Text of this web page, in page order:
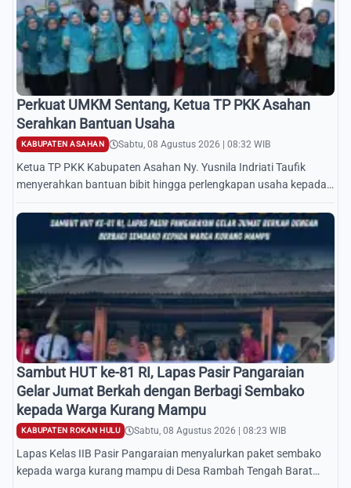
Perkuat UMKM Sentang, Ketua TP PKK Asahan
Serahkan Bantuan Usaha
KABUPATEN ASAHAN Sabtu, 08 Agustus 2026 | 08:32 WIB
Ketua TP PKK Kabupaten Asahan Ny. Yusnila Indriati Taufik
menyerahkan bantuan bibit hingga perlengkapan usaha kepada
Sambut HUT ke-81 RI, Lapas Pasir Pangaraian
Gelar Jumat Berkah dengan Berbagi Sembako
kepada Warga Kurang Mampu
KABUPATEN ROKAN HULU Sabtu, 08 Agustus 2026 | 08:23 WIB
Lapas Kelas IIB Pasir Pangaraian menyalurkan paket sembako
kepada warga kurang mampu di Desa Rambah Tengah Barat